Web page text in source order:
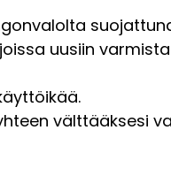
uusiin
välttääksesi